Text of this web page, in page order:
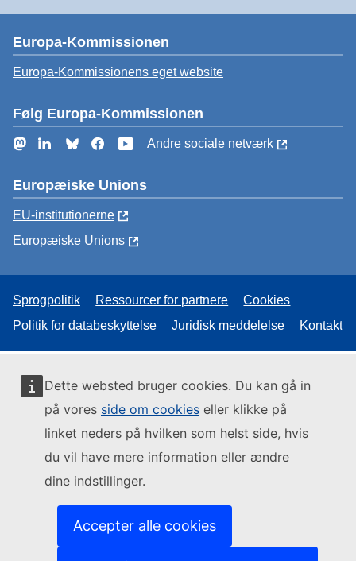
Dette websted bruger cookies. Du kan gå in
på vores side om cookies eller klikke på
linket neders på hvilken som helst side, hvis
du vil have mere information eller ændre
dine indstillinger.
Accepter alle cookies
Europa-Kommissionen
Europa-Kommissionens eget website
Følg Europa-Kommissionen
MastodonLinkedInBlueskyFacebookYouTube
Andre sociale netværk
Europæiske Unions
EU-institutionerne
Europæiske Unions
Sprogpolitik Ressourcer for partnere
Cookies
Politik for databeskyttelse
Juridisk meddelelse Kontakt